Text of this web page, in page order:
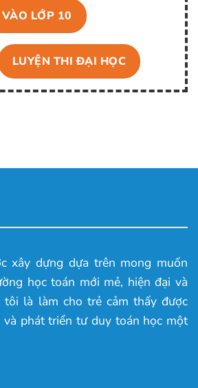
LỚP 10
LUYỆN THI ĐẠI HỌC
xây dựng dựa trên mong muốn
học toán mới mẻ, hiện đại và
tôi là làm cho trẻ cảm thấy được
và phát triển tư duy toán học một